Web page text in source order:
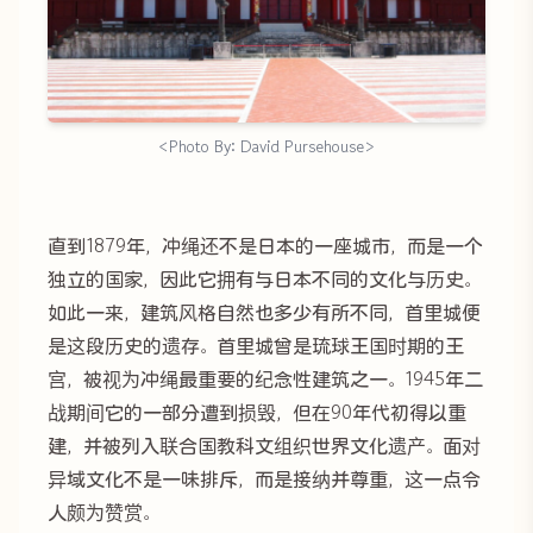
<Photo By: David Pursehouse>
直到1879年，冲绳还不是日本的一座城市，而是一个
独立的国家，因此它拥有与日本不同的文化与历史。
如此一来，建筑风格自然也多少有所不同，首里城便
是这段历史的遗存。首里城曾是琉球王国时期的王
宫，被视为冲绳最重要的纪念性建筑之一。1945年二
战期间它的一部分遭到损毁，但在90年代初得以重
建，并被列入联合国教科文组织世界文化遗产。面对
异域文化不是一味排斥，而是接纳并尊重，这一点令
人颇为赞赏。